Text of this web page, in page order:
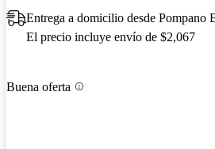
Entrega a domicilio desde Pompano
El precio incluye envío de $2,067
Buena oferta